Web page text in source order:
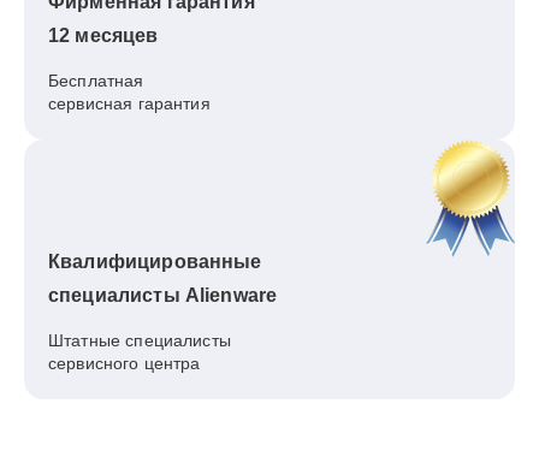
12 месяцев
Бесплатная
сервисная гарантия
Квалифицированные
специалисты Alienware
Штатные специалисты
сервисного центра